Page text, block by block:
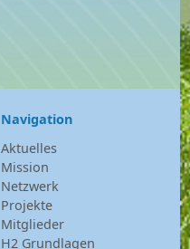
Navigation
Aktuelles
Mission
Netzwerk
Projekte
Mitglieder
H2 Grundlagen